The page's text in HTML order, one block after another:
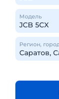
Модель
Регион,